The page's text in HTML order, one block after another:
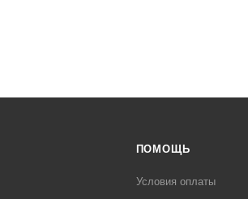
ПОМОЩЬ
Условия оплаты